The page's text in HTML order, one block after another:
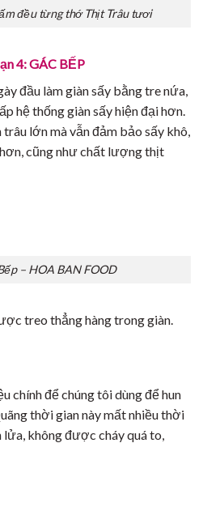
đều từng thớ Thịt Trâu tươi
4: GÁC BẾP
đầu làm giàn sấy bằng tre nứa,
hệ thống giàn sấy hiện đại hơn.
lớn mà vẫn đảm bảo sấy khô,
cũng như chất lượng thịt
– HOA BAN FOOD
treo thẳng hàng trong giàn.
chính để chúng tôi dùng để hun
thời gian này mất nhiều thời
không được cháy quá to,